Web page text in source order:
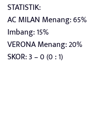
STATISTIK:
AC MILAN Menang: 65%
Imbang: 15%
VERONA Menang: 20%
SKOR: 3 – 0 (0 : 1)